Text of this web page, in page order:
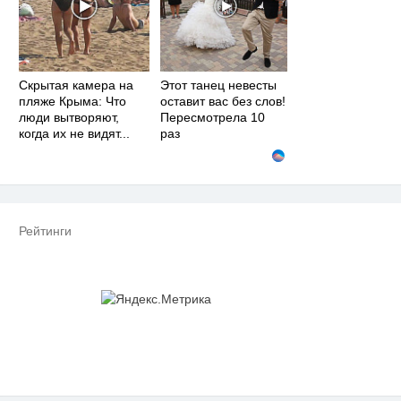
Скрытая камера на
пляже Крыма: Что
люди вытворяют,
когда их не видят...
Этот танец невесты
оставит вас без слов!
Пересмотрела 10
раз
Рейтинги